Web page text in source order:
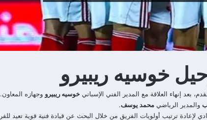
خوسيه ريبيرو
بعد إنهاء العلاقة مع المدير الفني الإسباني خوسيه ريبيرو وجهازه
والمدير الرياضي محمد يوسف.
لإعادة ترتيب أولويات الفريق من خلال البحث عن قيادة فنية قوية تعيد